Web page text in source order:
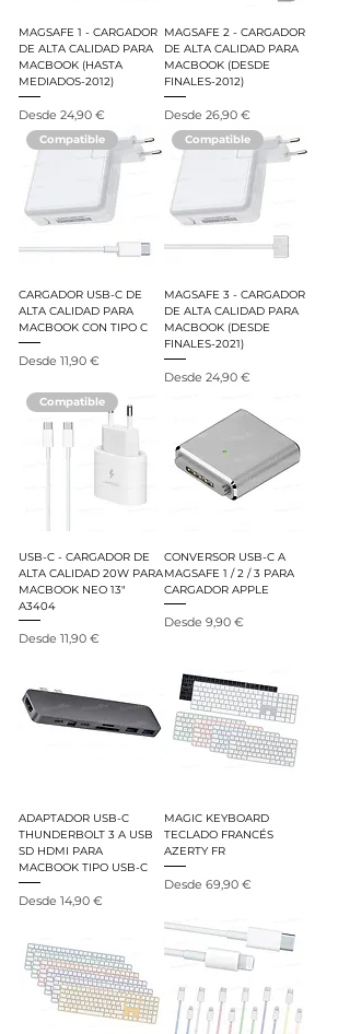
MAGSAFE 1 - CARGADOR
DE ALTA CALIDAD PARA
MACBOOK (HASTA
MEDIADOS-2012)
Desde 24,90 €
Precio de oferta
MAGSAFE 2 - CARGADOR
DE ALTA CALIDAD PARA
MACBOOK (DESDE
FINALES-2012)
Desde 26,90 €
Precio de oferta
Compatible
CARGADOR USB-C DE
ALTA CALIDAD PARA
MACBOOK CON TIPO C
Desde 11,90 €
Precio de oferta
Compatible
MAGSAFE 3 - CARGADOR
DE ALTA CALIDAD PARA
MACBOOK (DESDE
FINALES-2021)
Desde 24,90 €
Precio de oferta
Compatible
USB-C - CARGADOR DE
ALTA CALIDAD 20W PARA
MACBOOK NEO 13"
A3404
Desde 11,90 €
Precio de oferta
CONVERSOR USB-C A
MAGSAFE 1 / 2 / 3 PARA
CARGADOR APPLE
Desde 9,90 €
Precio de oferta
ADAPTADOR USB-C
THUNDERBOLT 3 A USB
SD HDMI PARA
MACBOOK TIPO USB-C
Desde 14,90 €
Precio de oferta
MAGIC KEYBOARD
TECLADO FRANCÉS
AZERTY FR
Desde 69,90 €
Precio de oferta